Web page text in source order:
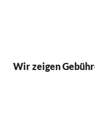
Wir zeigen